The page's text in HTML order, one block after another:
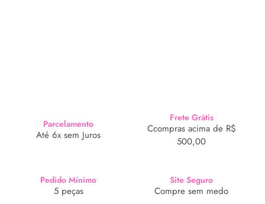
Parcelamento
Até 6x sem Juros
Frete Grátis
Ccompras acima de R$
500,00
Pedido Mínimo
5 peças
Site Seguro
Compre sem medo